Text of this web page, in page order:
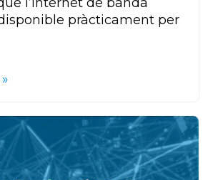
pràcticament per